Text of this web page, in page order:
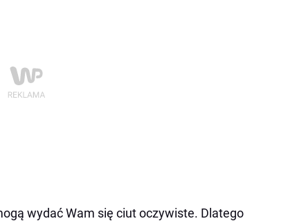
wydać Wam się ciut oczywiste. Dlatego